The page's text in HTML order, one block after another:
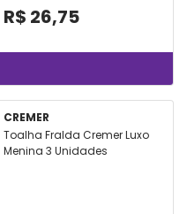
R$ 26,75
CREMER
Toalha Fralda Cremer Luxo
Menina 3 Unidades